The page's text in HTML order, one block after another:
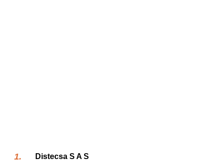
Distecsa S A S